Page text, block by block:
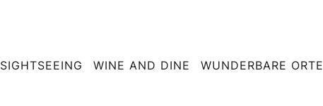
SIGHTSEEING WINE AND DINE WUNDERBARE ORTE